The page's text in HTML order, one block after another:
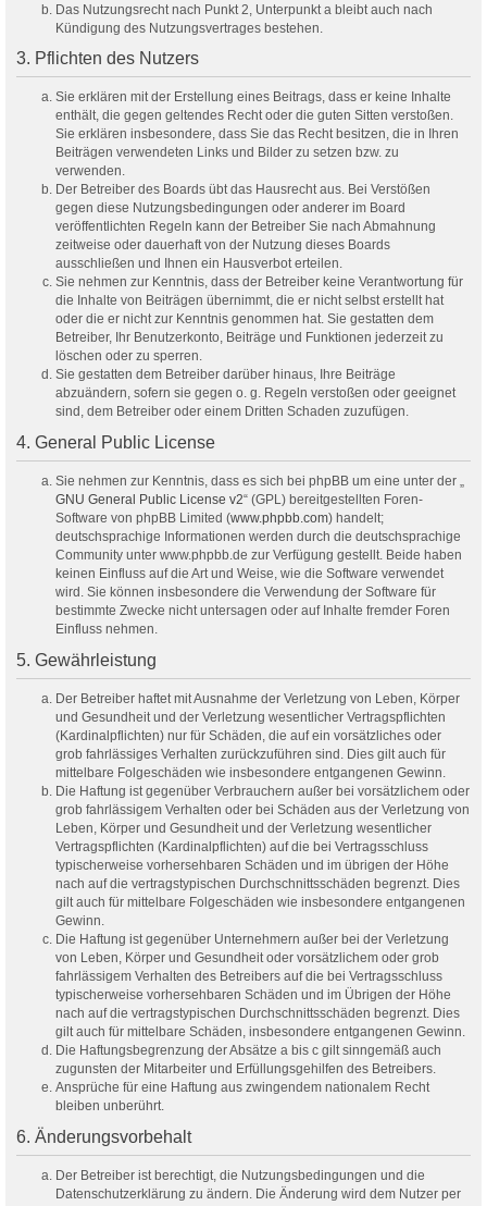
Das Nutzungsrecht nach Punkt 2, Unterpunkt a bleibt auch nach
Kündigung des Nutzungsvertrages bestehen.
3. Pflichten des Nutzers
Sie erklären mit der Erstellung eines Beitrags, dass er keine Inhalte
enthält, die gegen geltendes Recht oder die guten Sitten verstoßen.
Sie erklären insbesondere, dass Sie das Recht besitzen, die in Ihren
Beiträgen verwendeten Links und Bilder zu setzen bzw. zu
verwenden.
Der Betreiber des Boards übt das Hausrecht aus. Bei Verstößen
gegen diese Nutzungsbedingungen oder anderer im Board
veröffentlichten Regeln kann der Betreiber Sie nach Abmahnung
zeitweise oder dauerhaft von der Nutzung dieses Boards
ausschließen und Ihnen ein Hausverbot erteilen.
Sie nehmen zur Kenntnis, dass der Betreiber keine Verantwortung für
die Inhalte von Beiträgen übernimmt, die er nicht selbst erstellt hat
oder die er nicht zur Kenntnis genommen hat. Sie gestatten dem
Betreiber, Ihr Benutzerkonto, Beiträge und Funktionen jederzeit zu
löschen oder zu sperren.
Sie gestatten dem Betreiber darüber hinaus, Ihre Beiträge
abzuändern, sofern sie gegen o. g. Regeln verstoßen oder geeignet
sind, dem Betreiber oder einem Dritten Schaden zuzufügen.
4. General Public License
Sie nehmen zur Kenntnis, dass es sich bei phpBB um eine unter der „
GNU General Public License v2“ (GPL) bereitgestellten Foren-
Software von phpBB Limited (www.phpbb.com) handelt;
deutschsprachige Informationen werden durch die deutschsprachige
Community unter www.phpbb.de zur Verfügung gestellt. Beide haben
keinen Einfluss auf die Art und Weise, wie die Software verwendet
wird. Sie können insbesondere die Verwendung der Software für
bestimmte Zwecke nicht untersagen oder auf Inhalte fremder Foren
Einfluss nehmen.
5. Gewährleistung
Der Betreiber haftet mit Ausnahme der Verletzung von Leben, Körper
und Gesundheit und der Verletzung wesentlicher Vertragspflichten
(Kardinalpflichten) nur für Schäden, die auf ein vorsätzliches oder
grob fahrlässiges Verhalten zurückzuführen sind. Dies gilt auch für
mittelbare Folgeschäden wie insbesondere entgangenen Gewinn.
Die Haftung ist gegenüber Verbrauchern außer bei vorsätzlichem oder
grob fahrlässigem Verhalten oder bei Schäden aus der Verletzung von
Leben, Körper und Gesundheit und der Verletzung wesentlicher
Vertragspflichten (Kardinalpflichten) auf die bei Vertragsschluss
typischerweise vorhersehbaren Schäden und im übrigen der Höhe
nach auf die vertragstypischen Durchschnittsschäden begrenzt. Dies
gilt auch für mittelbare Folgeschäden wie insbesondere entgangenen
Gewinn.
Die Haftung ist gegenüber Unternehmern außer bei der Verletzung
von Leben, Körper und Gesundheit oder vorsätzlichem oder grob
fahrlässigem Verhalten des Betreibers auf die bei Vertragsschluss
typischerweise vorhersehbaren Schäden und im Übrigen der Höhe
nach auf die vertragstypischen Durchschnittsschäden begrenzt. Dies
gilt auch für mittelbare Schäden, insbesondere entgangenen Gewinn.
Die Haftungsbegrenzung der Absätze a bis c gilt sinngemäß auch
zugunsten der Mitarbeiter und Erfüllungsgehilfen des Betreibers.
Ansprüche für eine Haftung aus zwingendem nationalem Recht
bleiben unberührt.
6. Änderungsvorbehalt
Der Betreiber ist berechtigt, die Nutzungsbedingungen und die
Datenschutzerklärung zu ändern. Die Änderung wird dem Nutzer per